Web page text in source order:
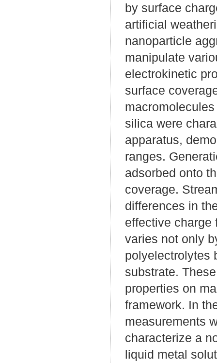
by surface
artificial
nanoparticle
manipulate
electrokinetic
surface
silica were
apparatus,
ranges.
adsorbed onto
coverage.
differences in
effective charge
varies not only
polyelectrolytes
substrate.
properties on
framework. In
measurements
characterize a
liquid metal